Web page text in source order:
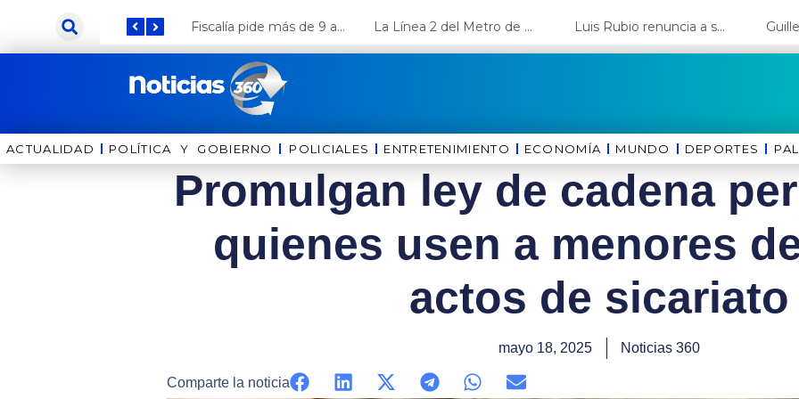
contenido
Fiscalía pide más de 9 años de cárcel para el diputado de oposición Harvey Colchado La Línea 2 del Metro de Lima y el Ramal 4 alcanzan un avance del 80% Luis Rubio renuncia a su candidatura a Lima y deja el camino libre a López Aliaga
ACTUALIDAD POLÍTICA Y GOBIERNO ⁠⁠POLICIALES ENTRETENIMIENTO ECONOMÍA MUNDO DEPORTES
Promulgan ley de cadena
quienes usen a menores
actos de sicariato
mayo 18, 2025 Noticias 360
Comparte la noticia